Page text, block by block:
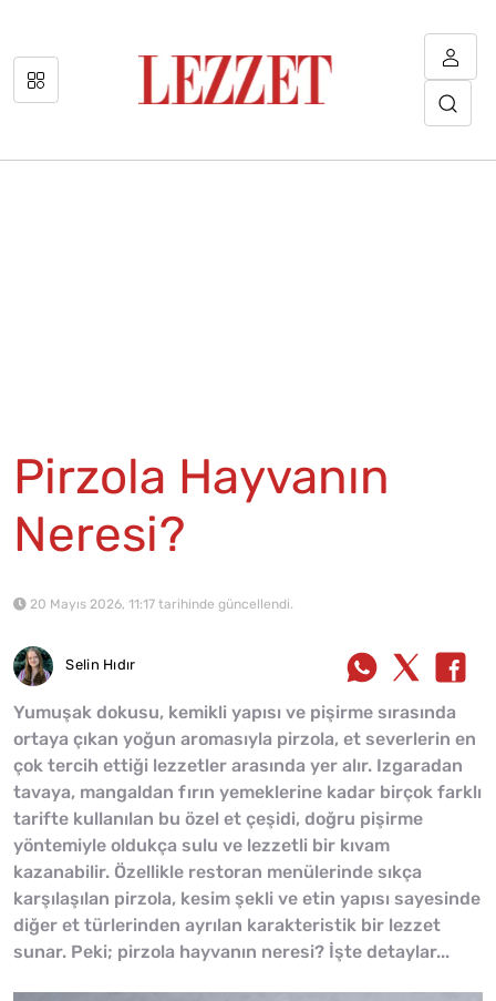
Pirzola Hayvanın
Neresi?
20 Mayıs 2026, 11:17 tarihinde güncellendi.
Selin Hıdır
Yumuşak dokusu, kemikli yapısı ve pişirme sırasında
ortaya çıkan yoğun aromasıyla pirzola, et severlerin en
çok tercih ettiği lezzetler arasında yer alır. Izgaradan
tavaya, mangaldan fırın yemeklerine kadar birçok farklı
tarifte kullanılan bu özel et çeşidi, doğru pişirme
yöntemiyle oldukça sulu ve lezzetli bir kıvam
kazanabilir. Özellikle restoran menülerinde sıkça
karşılaşılan pirzola, kesim şekli ve etin yapısı sayesinde
diğer et türlerinden ayrılan karakteristik bir lezzet
sunar. Peki; pirzola hayvanın neresi? İşte detaylar...